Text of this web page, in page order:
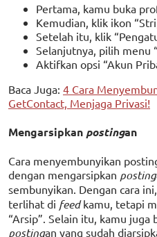
Pertama, kamu buka
Kemudian, klik ikon
Setelah itu, klik
Selanjutnya, pilih menu
Aktifkan opsi “Akun
Baca Juga: 4 Cara
GetContact, Menjaga Privasi!
Mengarsipkan postingan
Cara menyembunyikan
dengan mengarsipkan posting
sembunyikan. Dengan cara ini,
terlihat di feedkamu, tetapi
“Arsip”. Selain itu, kamu juga
postingan yang sudah